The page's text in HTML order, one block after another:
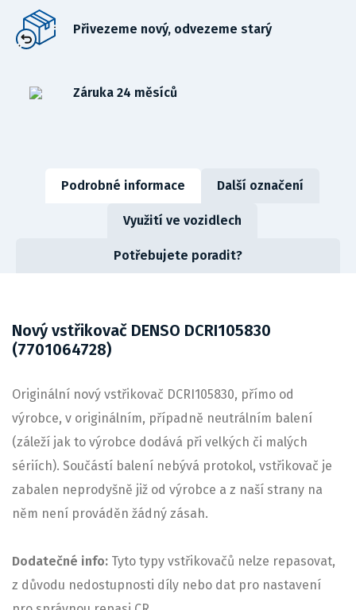
Přivezeme nový, odvezeme starý
Záruka 24 měsíců
Podrobné informace Další označení
Využití ve vozidlech
Potřebujete poradit?
Nový vstřikovač DENSO DCRI105830
(7701064728)
Originální nový vstřikovač DCRI105830, přímo od
výrobce, v originálním, případně neutrálním balení
(záleží jak to výrobce dodává při velkých či malých
sériích). Součástí balení nebývá protokol, vstřikovač je
zabalen neprodyšně již od výrobce a z naší strany na
něm není prováděn žádný zásah.
Dodatečné info: Tyto typy vstřikovačů nelze repasovat,
z důvodu nedostupnosti díly nebo dat pro nastavení